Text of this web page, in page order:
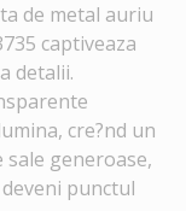
de metal auriu
captiveaza
detalii.
cre?nd un
generoase,
punctul